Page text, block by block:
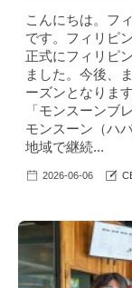
こんにちは。フ
です。フィリピ
正式にフィリピ
ました。今後、
ーズンとなりま
「モンスーンブ
モンスーン（ハ
地域で継続...
2026-06-06